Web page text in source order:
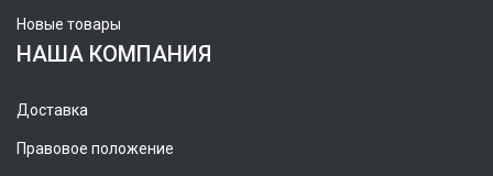
Новые товары
НАША КОМПАНИЯ
Доставка
Правовое положение